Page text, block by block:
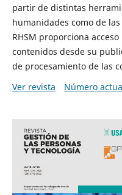
partir de distintas
humanidades como de
RHSM proporciona
contenidos desde su
de procesamiento de las
Ver revista
Número